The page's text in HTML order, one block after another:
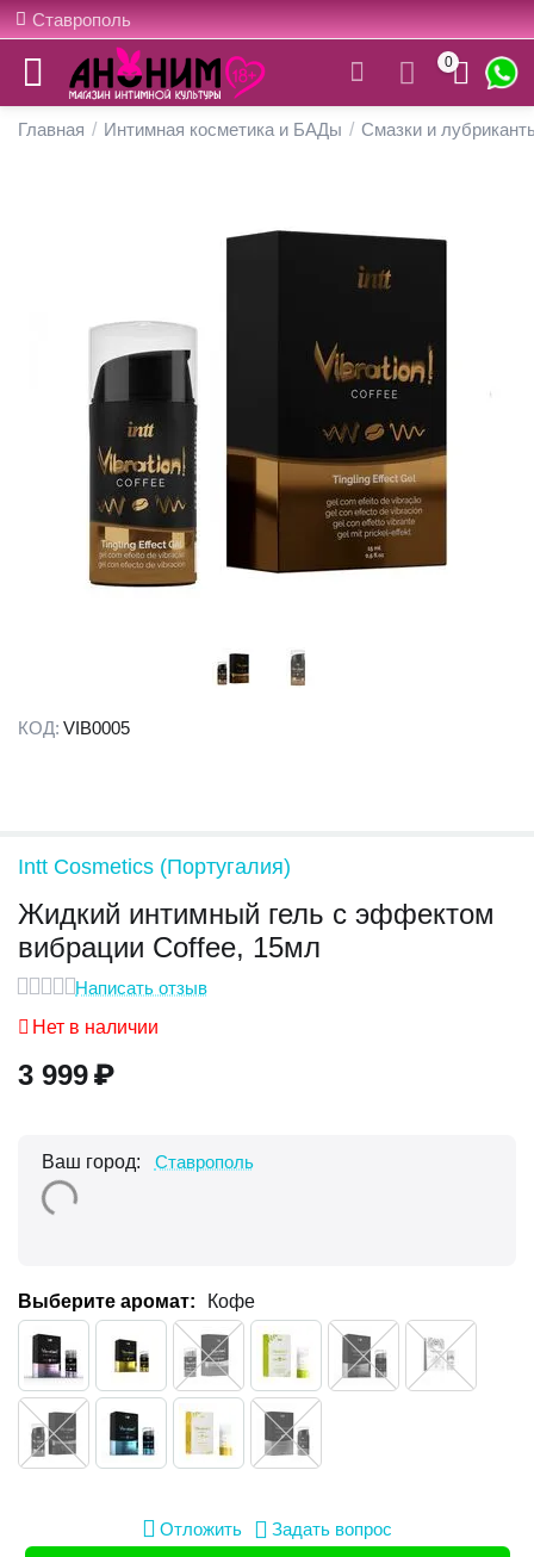
Ставрополь
0
Главная / Интимная косметика и БАДы / Смазки и
КОД: VIB0005
Intt Cosmetics (Португалия)
Жидкий интимный гель с эффектом
вибрации Coffee, 15мл
Написать отзыв
Нет в наличии
3 999₽
Ваш город: Ставрополь
Выберите аромат: Кофе
Отложить Задать вопрос